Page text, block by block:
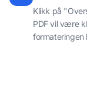
Klikk på
PDF vil være
formateringen